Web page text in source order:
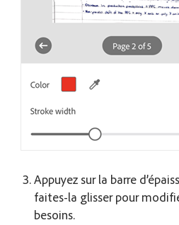
Appuyez sur la barre
faites-la glisser pour
besoins.